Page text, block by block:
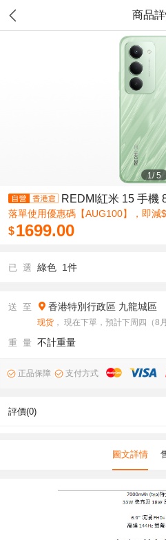
商品
1/5
REDMI紅米 15 手機
落單使用優惠碼【AUG100】，即減
$1699.00
已 選 綠色 1件
送 至 香港特別行政區 九龍城區
现货 ， 現在下單，預計下周四（8
重 量 不計重量
正品保障 支付方式
評價(0)
圖文詳情